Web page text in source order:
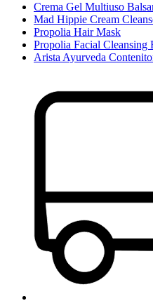
Crema Gel Multiuso
Mad Hippie Cream
Propolia Hair Mask
Propolia Facial Cleansing
Arista Ayurveda